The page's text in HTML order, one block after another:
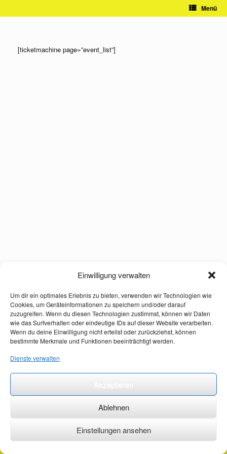
Einwilligung verwalten
Um dir ein optimales Erlebnis zu bieten, verwenden wir Technologien wie
Cookies, um Geräteinformationen zu speichern und/oder darauf
zuzugreifen. Wenn du diesen Technologien zustimmst, können wir Daten
wie das Surfverhalten oder eindeutige IDs auf dieser Website verarbeiten.
Wenn du deine Einwilligung nicht erteilst oder zurückziehst, können
bestimmte Merkmale und Funktionen beeinträchtigt werden.
Dienste verwalten
Ablehnen
Einstellungen ansehen
Menü
[ticketmachine page=”event_list”]
©2026 ·erstehilfekurs-mauch.de ·AGB ·Datenschutzerklärung ·Impressum ·